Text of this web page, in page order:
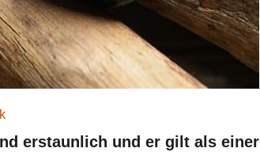
erstaunlich und er gilt als einer